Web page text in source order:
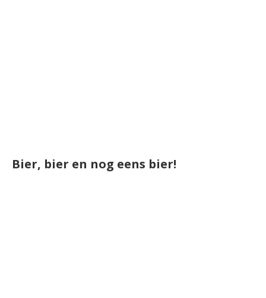
Bier, bier en nog eens bier!